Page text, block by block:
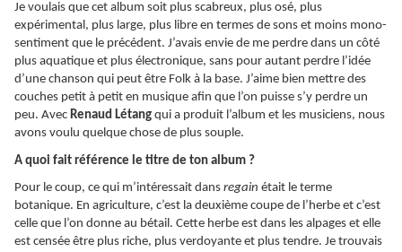
Je voulais que cet album soit plus scabreux, plus osé, plus
expérimental, plus large, plus libre en termes de sons et moins mono-
sentiment que le précédent. J’avais envie de me perdre dans un côté
plus aquatique et plus électronique, sans pour autant perdre l’idée
d’une chanson qui peut être Folk à la base. J’aime bien mettre des
couches petit à petit en musique afin que l’on puisse s’y perdre un
peu. Avec Renaud Létang qui a produit l’album et les musiciens, nous
avons voulu quelque chose de plus souple.
A quoi fait référence le titre de ton album ?
Pour le coup, ce qui m’intéressait dans regain était le terme
botanique. En agriculture, c’est la deuxième coupe de l’herbe et c’est
celle que l’on donne au bétail. Cette herbe est dans les alpages et elle
est censée être plus riche, plus verdoyante et plus tendre. Je trouvais